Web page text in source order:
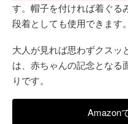
す。帽子を付ければ着ぐる
段着としても使用できます。
大人が見れば思わずクスッ
は、赤ちゃんの記念となる
りです。
Amazon